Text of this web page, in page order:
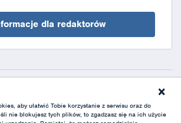
dla redaktorów
XML
aby ułatwić Tobie korzystanie z serwisu oraz do
nie blokujesz tych plików, to zgadzasz się na ich użycie
×